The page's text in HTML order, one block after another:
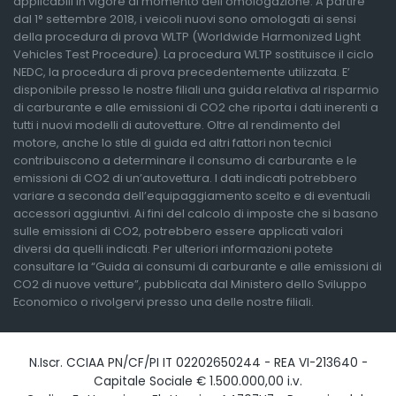
dal 1° settembre 2018, i veicoli nuovi sono omologati ai sensi
della procedura di prova WLTP (Worldwide Harmonized Light
Vehicles Test Procedure). La procedura WLTP sostituisce il ciclo
NEDC, la procedura di prova precedentemente utilizzata. E’
disponibile presso le nostre filiali una guida relativa al risparmio
di carburante e alle emissioni di CO2 che riporta i dati inerenti a
tutti i nuovi modelli di autovetture. Oltre al rendimento del
motore, anche lo stile di guida ed altri fattori non tecnici
contribuiscono a determinare il consumo di carburante e le
emissioni di CO2 di un’autovettura. I dati indicati potrebbero
variare a seconda dell’equipaggiamento scelto e di eventuali
accessori aggiuntivi. Ai fini del calcolo di imposte che si basano
sulle emissioni di CO2, potrebbero essere applicati valori
diversi da quelli indicati. Per ulteriori informazioni potete
consultare la “Guida ai consumi di carburante e alle emissioni di
CO2 di nuove vetture”, pubblicata dal Ministero dello Sviluppo
Economico o rivolgervi presso una delle nostre filiali.
N.Iscr. CCIAA PN/CF/PI IT 02202650244 - REA VI-213640 -
Capitale Sociale € 1.500.000,00 i.v.